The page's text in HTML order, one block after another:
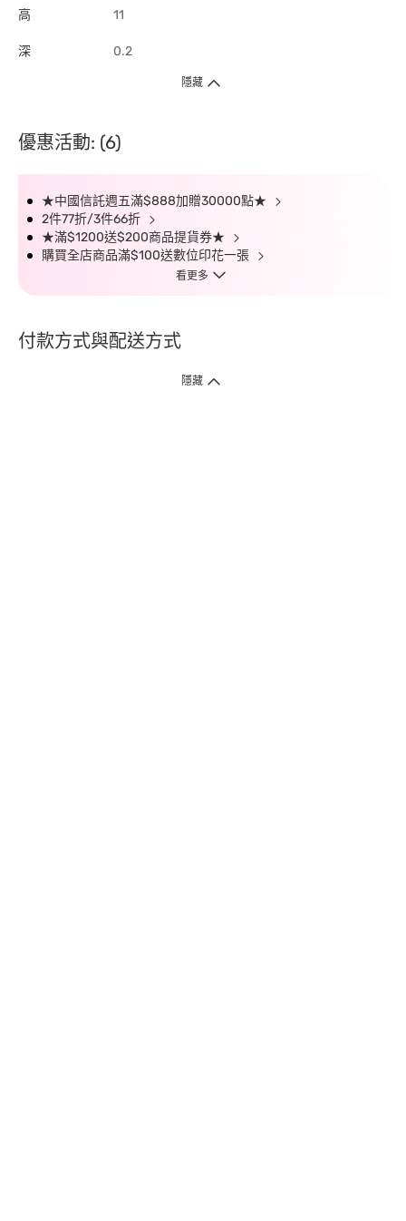
高 11
深 0.2
隱藏
優惠活動: (6)
★中國信託週五滿$888加贈30000點★
2件77折/3件66折
★滿$1200送$200商品提貨券★
購買全店商品滿$100送數位印花一張
看更多
付款方式與配送方式
隱藏